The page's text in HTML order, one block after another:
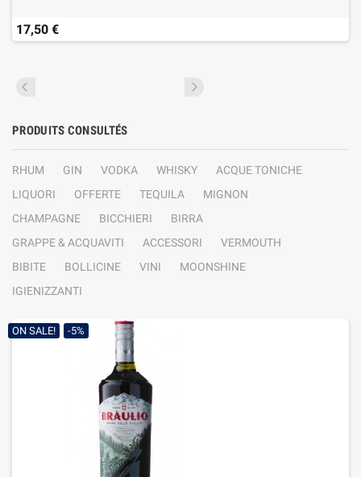
17,50 €
PRODUITS CONSULTÉS
RHUM GIN VODKA WHISKY
ACQUE TONICHE
LIQUORI
OFFERTE TEQUILA
MIGNON
CHAMPAGNE
BICCHIERI
BIRRA
GRAPPE & ACQUAVITI
ACCESSORI
VERMOUTH
BIBITE
BOLLICINE VINI
MOONSHINE
IGIENIZZANTI
ON SALE! -5%